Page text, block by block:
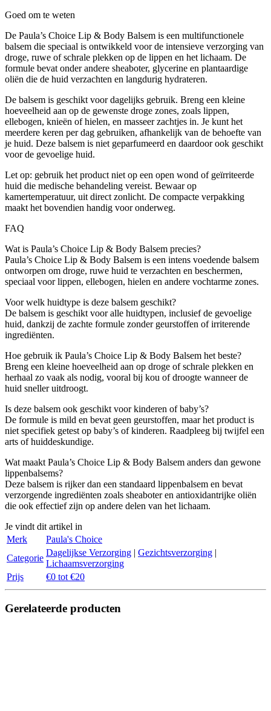
Goed om te weten
De Paula’s Choice Lip & Body Balsem is een multifunctionele
balsem die speciaal is ontwikkeld voor de intensieve verzorging van
droge, ruwe of schrale plekken op de lippen en het lichaam. De
formule bevat onder andere sheaboter, glycerine en plantaardige
oliën die de huid verzachten en langdurig hydrateren.
De balsem is geschikt voor dagelijks gebruik. Breng een kleine
hoeveelheid aan op de gewenste droge zones, zoals lippen,
ellebogen, knieën of hielen, en masseer zachtjes in. Je kunt het
meerdere keren per dag gebruiken, afhankelijk van de behoefte van
je huid. Deze balsem is niet geparfumeerd en daardoor ook geschikt
voor de gevoelige huid.
Let op: gebruik het product niet op een open wond of geïrriteerde
huid die medische behandeling vereist. Bewaar op
kamertemperatuur, uit direct zonlicht. De compacte verpakking
maakt het bovendien handig voor onderweg.
FAQ
Wat is Paula’s Choice Lip & Body Balsem precies?
Paula’s Choice Lip & Body Balsem is een intens voedende balsem
ontworpen om droge, ruwe huid te verzachten en beschermen,
speciaal voor lippen, ellebogen, hielen en andere vochtarme zones.
Voor welk huidtype is deze balsem geschikt?
De balsem is geschikt voor alle huidtypen, inclusief de gevoelige
huid, dankzij de zachte formule zonder geurstoffen of irriterende
ingrediënten.
Hoe gebruik ik Paula’s Choice Lip & Body Balsem het beste?
Breng een kleine hoeveelheid aan op droge of schrale plekken en
herhaal zo vaak als nodig, vooral bij kou of droogte wanneer de
huid sneller uitdroogt.
Is deze balsem ook geschikt voor kinderen of baby’s?
De formule is mild en bevat geen geurstoffen, maar het product is
niet specifiek getest op baby’s of kinderen. Raadpleeg bij twijfel een
arts of huiddeskundige.
Wat maakt Paula’s Choice Lip & Body Balsem anders dan gewone
lippenbalsems?
Deze balsem is rijker dan een standaard lippenbalsem en bevat
verzorgende ingrediënten zoals sheaboter en antioxidantrijke oliën
die ook effectief zijn op andere delen van het lichaam.
Je vindt dit artikel in
Merk
Paula's Choice
Categorie
Dagelijkse Verzorging | Gezichtsverzorging |
Lichaamsverzorging
Prijs
€0 tot €20
Gerelateerde producten